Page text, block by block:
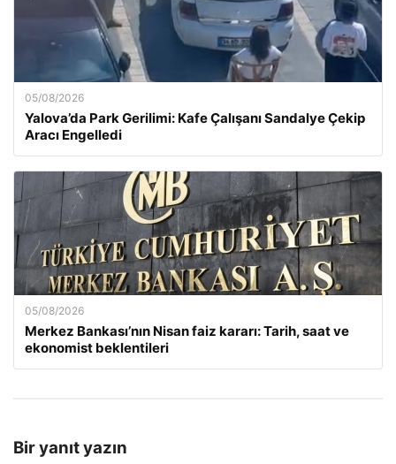
05/08/2026
Yalova’da Park Gerilimi: Kafe Çalışanı Sandalye Çekip
Aracı Engelledi
05/08/2026
Merkez Bankası’nın Nisan faiz kararı: Tarih, saat ve
ekonomist beklentileri
Bir yanıt yazın